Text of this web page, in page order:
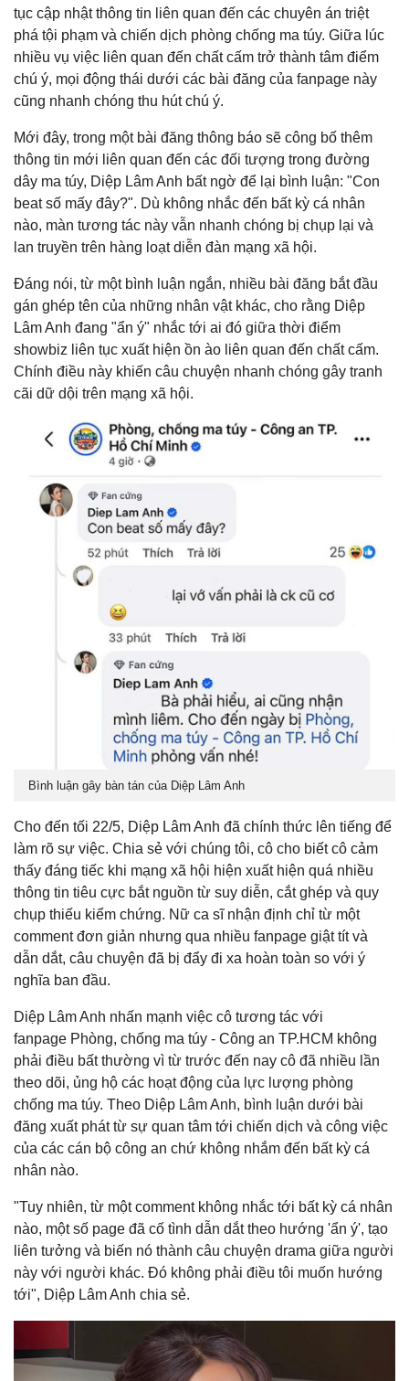
tục cập nhật thông tin liên quan đến các chuyên án triệt
phá tội phạm và chiến dịch phòng chống ma túy. Giữa lúc
nhiều vụ việc liên quan đến chất cấm trở thành tâm điểm
chú ý, mọi động thái dưới các bài đăng của fanpage này
cũng nhanh chóng thu hút chú ý.
Mới đây, trong một bài đăng thông báo sẽ công bố thêm
thông tin mới liên quan đến các đối tượng trong đường
dây ma túy, Diệp Lâm Anh bất ngờ để lại bình luận: "Con
beat số mấy đây?". Dù không nhắc đến bất kỳ cá nhân
nào, màn tương tác này vẫn nhanh chóng bị chụp lại và
lan truyền trên hàng loạt diễn đàn mạng xã hội.
Đáng nói, từ một bình luận ngắn, nhiều bài đăng bắt đầu
gán ghép tên của những nhân vật khác, cho rằng Diệp
Lâm Anh đang "ẩn ý" nhắc tới ai đó giữa thời điểm
showbiz liên tục xuất hiện ồn ào liên quan đến chất cấm.
Chính điều này khiến câu chuyện nhanh chóng gây tranh
cãi dữ dội trên mạng xã hội.
Bình luận gây bàn tán của Diệp Lâm Anh
Cho đến tối 22/5, Diệp Lâm Anh đã chính thức lên tiếng để
làm rõ sự việc. Chia sẻ với chúng tôi, cô cho biết cô cảm
thấy đáng tiếc khi mạng xã hội hiện xuất hiện quá nhiều
thông tin tiêu cực bắt nguồn từ suy diễn, cắt ghép và quy
chụp thiếu kiểm chứng. Nữ ca sĩ nhận định chỉ từ một
comment đơn giản nhưng qua nhiều fanpage giật tít và
dẫn dắt, câu chuyện đã bị đẩy đi xa hoàn toàn so với ý
nghĩa ban đầu.
Diệp Lâm Anh nhấn mạnh việc cô tương tác với
fanpage Phòng, chống ma túy - Công an TP.HCM không
phải điều bất thường vì từ trước đến nay cô đã nhiều lần
theo dõi, ủng hộ các hoạt động của lực lượng phòng
chống ma túy. Theo Diệp Lâm Anh, bình luận dưới bài
đăng xuất phát từ sự quan tâm tới chiến dịch và công việc
của các cán bộ công an chứ không nhắm đến bất kỳ cá
nhân nào.
"Tuy nhiên, từ một comment không nhắc tới bất kỳ cá nhân
nào, một số page đã cố tình dẫn dắt theo hướng 'ẩn ý', tạo
liên tưởng và biến nó thành câu chuyện drama giữa người
này với người khác. Đó không phải điều tôi muốn hướng
tới", Diệp Lâm Anh chia sẻ.